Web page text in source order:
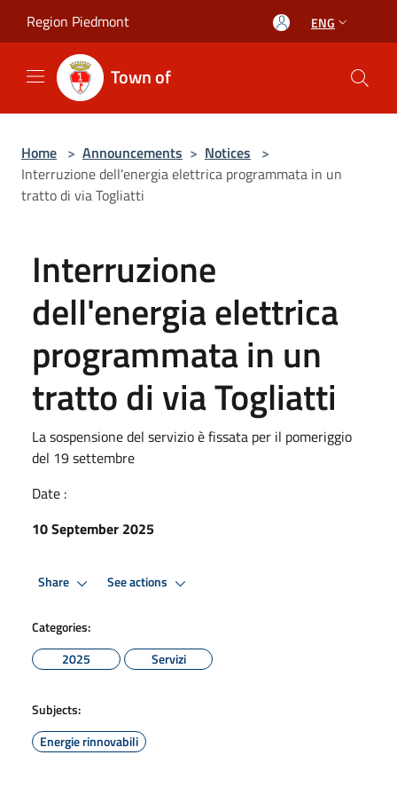
Region Piedmont ENG
Town of
Home > Announcements > Notices >
Interruzione dell'energia elettrica programmata in un
tratto di via Togliatti
Interruzione
dell'energia elettrica
programmata in un
tratto di via Togliatti
La sospensione del servizio è fissata per il pomeriggio
del 19 settembre
Date :
10 September 2025
Share See actions
Categories:
2025
Servizi
Subjects:
Energie rinnovabili